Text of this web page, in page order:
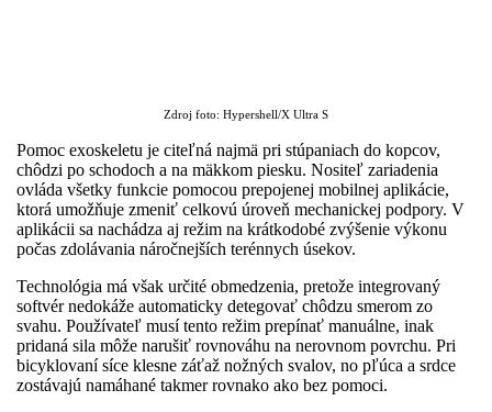
Zdroj foto: Hypershell/X Ultra S
Pomoc exoskeletu je citeľná najmä pri stúpaniach do kopcov,
chôdzi po schodoch a na mäkkom piesku. Nositeľ zariadenia
ovláda všetky funkcie pomocou prepojenej mobilnej aplikácie,
ktorá umožňuje zmeniť celkovú úroveň mechanickej podpory. V
aplikácii sa nachádza aj režim na krátkodobé zvýšenie výkonu
počas zdolávania náročnejších terénnych úsekov.
Technológia má však určité obmedzenia, pretože integrovaný
softvér nedokáže automaticky detegovať chôdzu smerom zo
svahu. Používateľ musí tento režim prepínať manuálne, inak
pridaná sila môže narušiť rovnováhu na nerovnom povrchu. Pri
bicyklovaní síce klesne záťaž nožných svalov, no pľúca a srdce
zostávajú namáhané takmer rovnako ako bez pomoci.